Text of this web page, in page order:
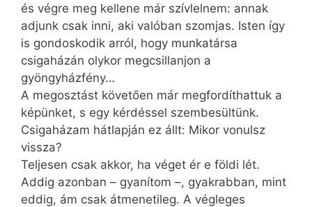
és végre meg kellene már szívlelnem: annak
adjunk csak inni, aki valóban szomjas. Isten így
is gondoskodik arról, hogy munkatársa
csigaházán olykor megcsillanjon a
gyöngyházfény…
A megosztást követően már megfordíthattuk a
képünket, s egy kérdéssel szembesültünk.
Csigaházam hátlapján ez állt: Mikor vonulsz
vissza?
Teljesen csak akkor, ha véget ér e földi lét.
Addig azonban – gyanítom –, gyakrabban, mint
eddig, ám csak átmenetileg. A végleges